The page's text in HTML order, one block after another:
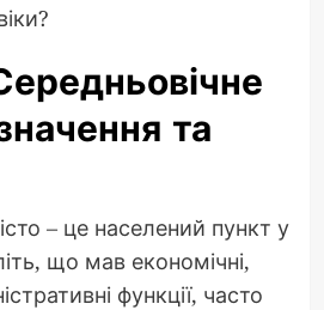
та
– це населений пункт у
що мав економічні,
функції, часто